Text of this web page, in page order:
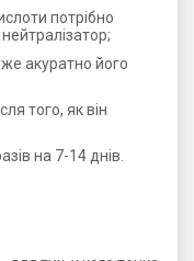
потрібно
акуратно його
того, як він
на 7-14 днів.